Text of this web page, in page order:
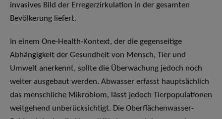
invasives Bild der Erregerzirkulation in der gesamten
Bevölkerung liefert.
In einem One-Health-Kontext, der die gegenseitige
Abhängigkeit der Gesundheit von Mensch, Tier und
Umwelt anerkennt, sollte die Überwachung jedoch noch
weiter ausgebaut werden. Abwasser erfasst hauptsächlich
das menschliche Mikrobiom, lässt jedoch Tierpopulationen
weitgehend unberücksichtigt. Die Oberflächenwasser-